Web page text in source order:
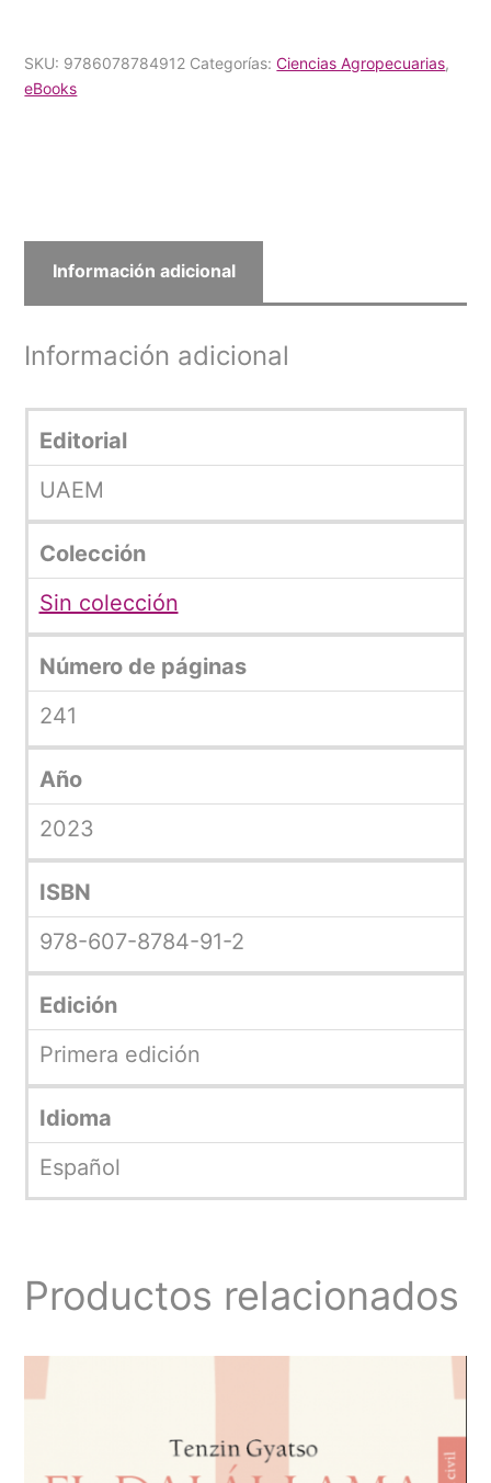
SKU: 9786078784912 Categorías:Ciencias Agropecuarias,
eBooks
Información adicional
Información adicional
Editorial
UAEM
Colección
Sin colección
Número de páginas
241
Año
2023
ISBN
978-607-8784-91-2
Edición
Primera edición
Idioma
Español
Productos relacionados